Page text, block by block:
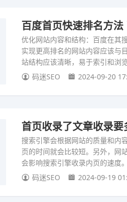
百度首页快速排名方
优化网站内容和结构：百度在其
实现更高排名的网站内容应该与
站结构应该清晰，易于索引和浏览
码迷SEO
2024-09-20
首页收录了文章收录
搜索引擎会根据网站的质量和内
页的时间就会比较短。另外，网
会影响搜索引擎收录内页的速度。
码迷SEO
2024-09-19